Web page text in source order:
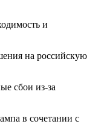
и
на российскую
сбои из-за
в сочетании с